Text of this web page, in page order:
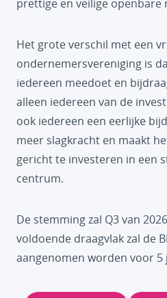
prettige en veilige openbare
Het grote verschil met een
ondernemersvereniging is
iedereen meedoet en
alleen iedereen van de
ook iedereen een eerlijke
meer slagkracht en maakt
gericht te investeren in een
centrum.
De stemming zal Q3 van
voldoende draagvlak zal de
aangenomen worden voor 5